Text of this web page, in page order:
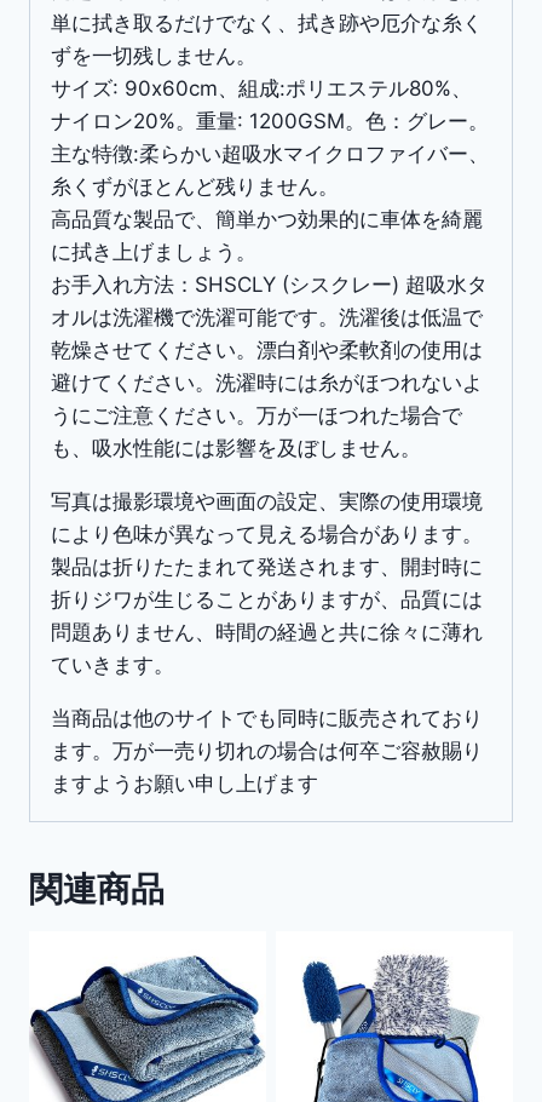
個
単に拭き取るだけでなく、拭き跡や厄介な糸く
ずを一切残しません。
サイズ: 90x60cm、組成:ポリエステル80%、
ナイロン20%。重量: 1200GSM。色：グレー。
主な特徴:柔らかい超吸水マイクロファイバー、
糸くずがほとんど残りません。
高品質な製品で、簡単かつ効果的に車体を綺麗
に拭き上げましょう。
お手入れ方法：SHSCLY (シスクレー) 超吸水タ
オルは洗濯機で洗濯可能です。洗濯後は低温で
乾燥させてください。漂白剤や柔軟剤の使用は
避けてください。洗濯時には糸がほつれないよ
うにご注意ください。万が一ほつれた場合で
も、吸水性能には影響を及ぼしません。
写真は撮影環境や画面の設定、実際の使用環境
により色味が異なって見える場合があります。
製品は折りたたまれて発送されます、開封時に
折りジワが生じることがありますが、品質には
問題ありません、時間の経過と共に徐々に薄れ
ていきます。
当商品は他のサイトでも同時に販売されており
ます。万が一売り切れの場合は何卒ご容赦賜り
ますようお願い申し上げます
関連商品